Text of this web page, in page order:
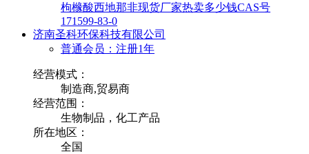
枸橼酸西地那非现货厂家热卖多少钱CAS号
171599-83-0
济南圣科环保科技有限公司
普通会员：注册1年
经营模式：
制造商,贸易商
经营范围：
生物制品，化工产品
所在地区：
全国